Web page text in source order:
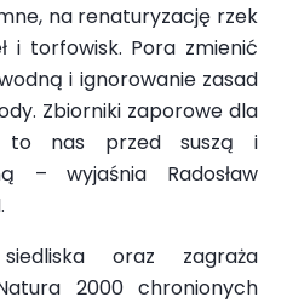
na renaturyzację rzek
i torfowisk. Pora zmienić
i ignorowanie zasad
Zbiorniki zaporowe dla
to nas przed suszą i
– wyjaśnia Radosław
oraz zagraża
2000 chronionych